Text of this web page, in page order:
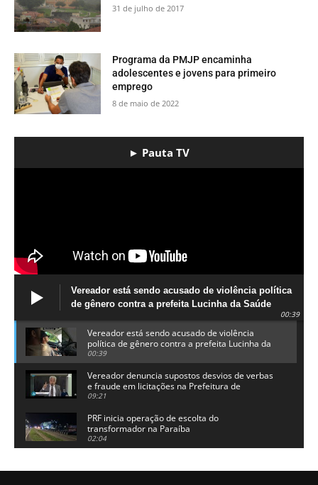
31 de julho de 2017
​Programa da PMJP encaminha
adolescentes e jovens para primeiro
emprego
8 de maio de 2022
► Pauta TV
Vereador está sendo acusado de violência política
de gênero contra a prefeita Lucinha da Saúde
00:39
Vereador está sendo acusado de violência
política de gênero contra a prefeita Lucinha da
Saúde
00:39
Vereador denuncia supostos desvios de verbas
e fraude em licitações na Prefeitura de
Alhandra
09:21
PRF inicia operação de escolta do
transformador na Paraíba
02:04
candidatura a governador da Paraíba